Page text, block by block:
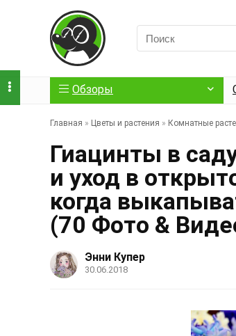
Обзоры
Главная » Цветы и растения » Комнатные
Гиацинты в
и уход в
когда
(70 Фото &
Энни Купер
30.06.2018